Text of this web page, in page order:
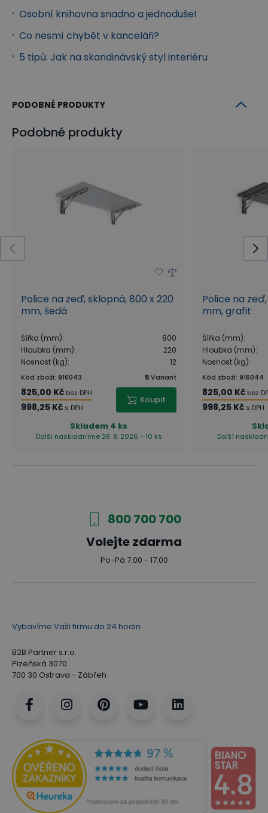
Osobní knihovna snadno a jednoduše!
Co nesmí chybět v kanceláři?
5 tipů: Jak na skandinávský styl interiéru
PODOBNÉ PRODUKTY
Podobné produkty
Police na zeď, sklopná, 800 x 220
mm, šedá
Šířka (mm):
800
Hloubka (mm):
220
Nosnost (kg): 12
Kód zboží: 916043 5Variant
825,00 Kč bez DPH
998,25 Kč s DPH
Koupit
Skladem 4 ks
Další naskladníme 28. 8. 2026 - 10 ks
Police na
mm, grafit
Šířka (mm):
Hloubka (mm):
Nosnost (kg):
Kód zboží: 916044
825,00 Kč bez
998,25 Kč s DPH
Další
800 700 700
Volejte zdarma
Po-Pá 7:00 - 17:00
Vybavíme Vaši firmu do 24 hodin
B2B Partner s.r.o.
Plzeňská 3070
700 30 Ostrava - Zábřeh